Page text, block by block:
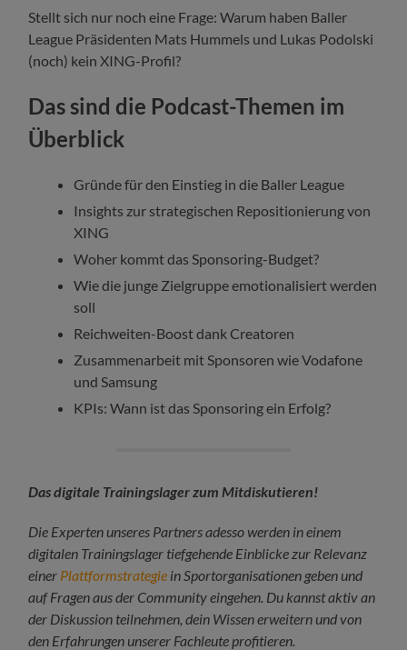
Stellt sich nur noch eine Frage: Warum haben Baller
League Präsidenten Mats Hummels und Lukas Podolski
(noch) kein XING-Profil?
Das sind die Podcast-Themen im
Überblick
Gründe für den Einstieg in die Baller League
Insights zur strategischen Repositionierung von
XING
Woher kommt das Sponsoring-Budget?
Wie die junge Zielgruppe emotionalisiert werden
soll
Reichweiten-Boost dank Creatoren
Zusammenarbeit mit Sponsoren wie Vodafone
und Samsung
KPIs: Wann ist das Sponsoring ein Erfolg?
Das digitale Trainingslager zum Mitdiskutieren!
Die Experten unseres Partners adesso werden in einem
digitalen Trainingslager tiefgehende Einblicke zur Relevanz
einer Plattformstrategie in Sportorganisationen geben und
auf Fragen aus der Community eingehen. Du kannst aktiv an
der Diskussion teilnehmen, dein Wissen erweitern und von
den Erfahrungen unserer Fachleute profitieren.